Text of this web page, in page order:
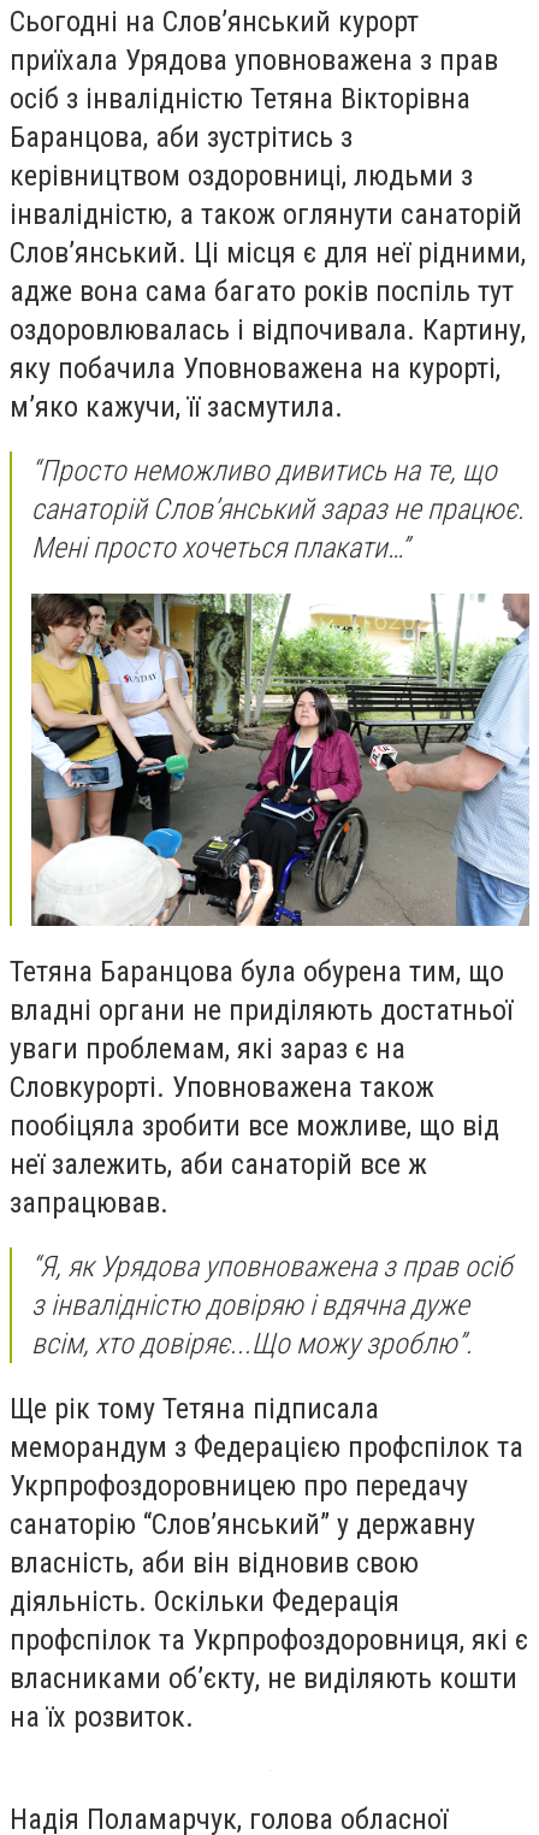
Сьогодні на Слов’янський курорт
приїхала Урядова уповноважена з прав
осіб з інвалідністю Тетяна Вікторівна
Баранцова, аби зустрітись з
керівництвом оздоровниці, людьми з
інвалідністю, а також оглянути санаторій
Слов’янський. Ці місця є для неї рідними,
адже вона сама багато років поспіль тут
оздоровлювалась і відпочивала. Картину,
яку побачила Уповноважена на курорті,
м’яко кажучи, її засмутила.
“Просто неможливо дивитись на те, що
санаторій Слов’янський зараз не працює.
Мені просто хочеться плакати…”
Тетяна Баранцова була обурена тим, що
владні органи не приділяють достатньої
уваги проблемам, які зараз є на
Словкурорті. Уповноважена також
пообіцяла зробити все можливе, що від
неї залежить, аби санаторій все ж
запрацював.
“Я, як Урядова уповноважена з прав осіб
з інвалідністю довіряю і вдячна дуже
всім, хто довіряє...Що можу зроблю”.
Ще рік тому Тетяна підписала
меморандум з Федерацією профспілок та
Укрпрофоздоровницею про передачу
санаторію “Слов’янський” у державну
власність, аби він відновив свою
діяльність. Оскільки Федерація
профспілок та Укрпрофоздоровниця, які є
власниками об’єкту, не виділяють кошти
на їх розвиток.
Надія Поламарчук, голова обласної